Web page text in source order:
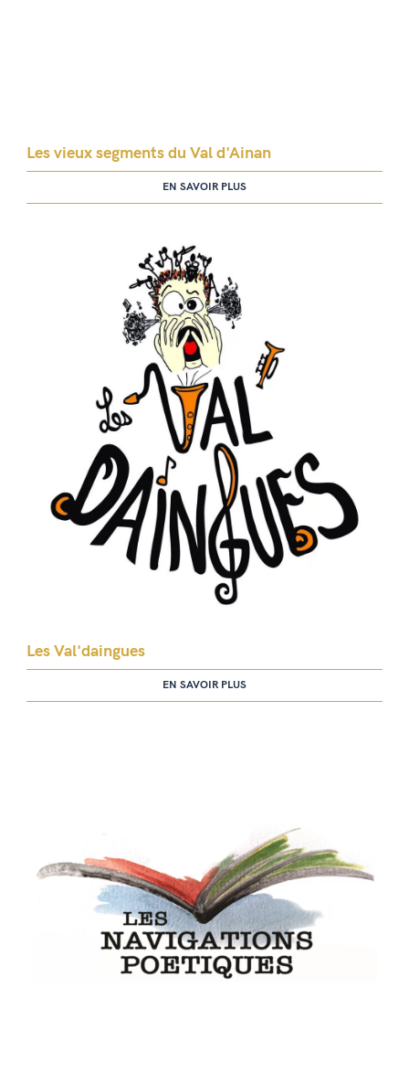
Les vieux segments du Val d'Ainan
EN SAVOIR PLUS
Les Val'daingues
EN SAVOIR PLUS